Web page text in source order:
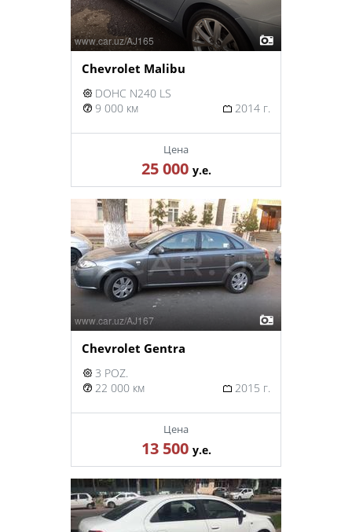
Chevrolet Malibu
DOHC N240 LS
9 000 км
2014 г.
Цена
25 000 у.е.
Chevrolet Gentra
3 POZ.
22 000 км
2015 г.
Цена
13 500 у.е.